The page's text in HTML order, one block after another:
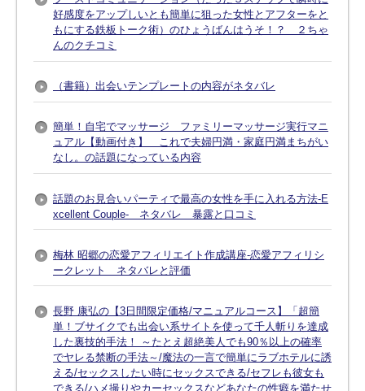
好感度をアップしいとも簡単に狙った女性とアフターをと
もにする鉄板トーク術）のひょうばんはうそ！？ ２ちゃ
んのクチコミ
（書籍）出会いテンプレートの内容がネタバレ
簡単！自宅でマッサージ ファミリーマッサージ実行マニ
ュアル【動画付き】 これで夫婦円満・家庭円満まちがい
なし。の話題になっている内容
話題のお見合いパーティで最高の女性を手に入れる方法-E
xcellent Couple- ネタバレ 暴露と口コミ
梅林 昭郷の恋愛アフィリエイト作成講座-恋愛アフィリシ
ークレット ネタバレと評価
長野 康弘の【3日間限定価格/マニュアルコース】「超簡
単！ブサイクでも出会い系サイトを使って千人斬りを達成
した裏技的手法！ ～たとえ超絶美人でも90％以上の確率
でヤレる禁断の手法～/魔法の一言で簡単にラブホテルに誘
える/セックスしたい時にセックスできる/セフレも彼女も
できる/ハメ撮りやカーセックスなどあなたの性癖を満たせ